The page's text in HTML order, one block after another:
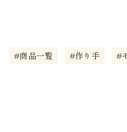
#商品一覧 #作り手 #